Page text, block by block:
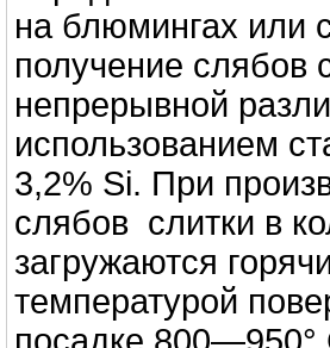
на блюмингах или
получение слябов
непрерывной
использованием
3,2% Si. При
слябов слитки в
загружаются
температурой